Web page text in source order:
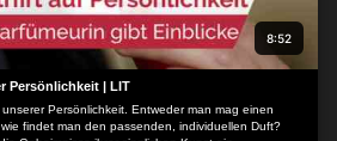
8:52
Persönlichkeit | LIT
Persönlichkeit. Entweder man mag einen
findet man den passenden, individuellen Duft?